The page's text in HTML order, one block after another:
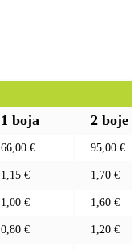
1 boja 2 boje
66,00 € 95,00 €
1,15 € 1,70 €
1,00 € 1,60 €
0,80 € 1,20 €